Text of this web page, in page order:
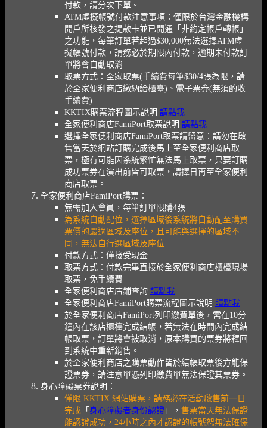
付款，請分次下單。
ATM虛擬帳號付款注意事項：僅限於台灣金融機構
開戶所核發之提款卡並已開通「非約定帳戶轉帳」
之功能，每筆訂單若超過$30,000無法選擇ATM虛
擬帳號付款，請務必於期限內付款，逾期未付款訂
單將會自動取消
取票方式：全家取票(手續費每筆$30/4張為限，請
於全家便利商店繳納給櫃臺)、電子票券(無須酌收
手續費)
KKTIX購票流程圖示說明 請點我
全家便利商店FamiPort取票說明 請點我
選擇全家便利商店FamiPort取票請留意：請勿在啟
售當天於網站訂購完成後馬上至全家便利商店取
票，極有可能因系統繁忙無法馬上取票，只要訂購
成功票券在演出前皆可取票，請擇日再至全家便利
商店取票。
全家便利商店FamiPort購票：
無需加入會員，每筆訂單限購4張
為系統自動配位，選擇區域後系統將自動配至購買
票價的最適區域及座位，且可能與選擇的區域不
同，無法自行選區域及座位
付款方式：僅接受現金
取票方式：付款完畢直接於全家便利商店櫃檯現場
取票，免手續費
全家便利商店店鋪查詢 請點我
全家便利商店FamiPort購票流程圖示說明 請點我
於全家便利商店FamiPort列印繳費單後，需在10分
鐘內在該店櫃檯完成結帳，若無法在時間內完成結
帳取票，訂單將會被取消，原本購買的票券將釋回
到系統中重新銷售。
於全家便利商店之購票動作皆於結帳取票後方能保
證票券，請注意單憑列印繳費單無法保證其票券。
身心障礙票券說明：
僅限 KKTIX 網站購票，請務必在活動啟售前一日
完成 「 身心障礙者身份認證 」， 售票當天無法保證
能認證成功，24小時之內才認證的帳號恕無法確保